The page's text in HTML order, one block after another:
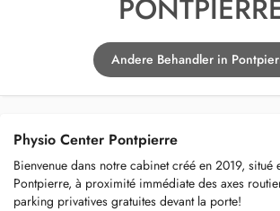
Andere Behandler in
Physio Center Pontpierre
Bienvenue dans notre cabinet créé en 2019,
Pontpierre, à proximité immédiate des axes
parking privatives gratuites devant la porte!